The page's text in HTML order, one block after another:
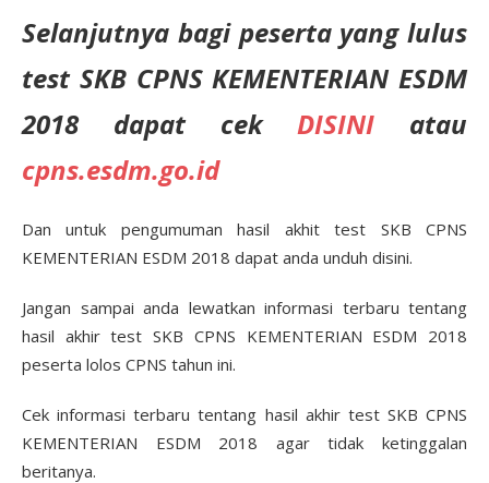
Selanjutnya bagi peserta yang lulus
test SKB CPNS KEMENTERIAN ESDM
2018 dapat cekDISINI atau
cpns.esdm.go.id
Dan untuk pengumuman hasil akhit test SKB CPNS
KEMENTERIAN ESDM 2018 dapat anda unduh disini.
Jangan sampai anda lewatkan informasi terbaru tentang
hasil akhir test SKB CPNS KEMENTERIAN ESDM 2018
peserta lolos CPNS tahun ini.
Cek informasi terbaru tentang hasil akhir test SKB CPNS
KEMENTERIAN ESDM 2018 agar tidak ketinggalan
beritanya.